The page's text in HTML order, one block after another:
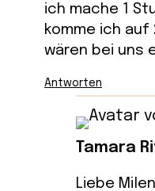
ich mache 1
komme ich auf
wären bei uns
Antworten
Tamara
Liebe